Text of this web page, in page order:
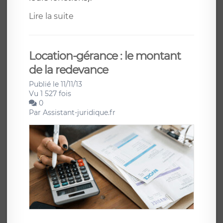
Lire la suite
Location-gérance : le montant
de la redevance
Publié le 11/11/13
Vu 1 527 fois
0
Par Assistant-juridique.fr